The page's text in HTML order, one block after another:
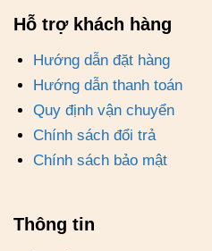
Hỗ trợ khách hàng
Hướng dẫn đặt hàng
Hướng dẫn thanh toán
Quy định vận chuyển
Chính sách đổi trả
Chính sách bảo mật
Thông tin